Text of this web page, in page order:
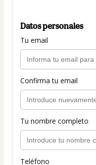
Datos personales
Tu email
Confirma tu email
Tu nombre completo
Teléfono